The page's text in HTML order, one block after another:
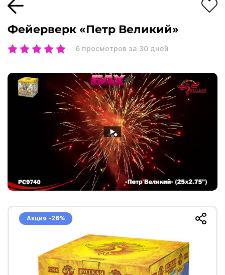
Фейерверк «Петр Великий»
6 просмотров за 30 дней
Акция -26%